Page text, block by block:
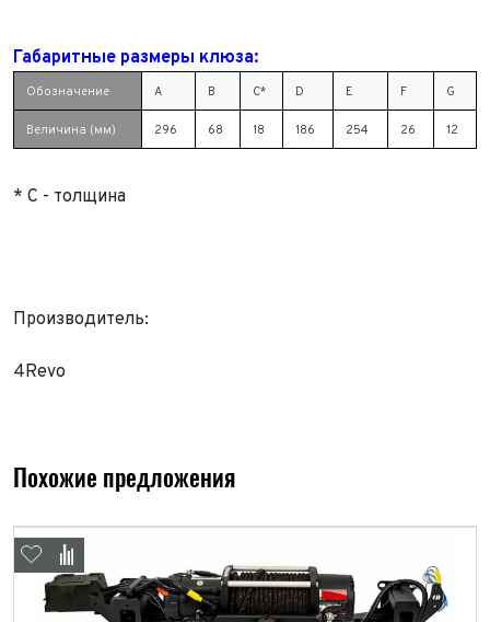
Габаритные размеры клюза:
Обозначение A B C* D E F G
Величина (мм) 296 68 18 186 254 26 12
* С - толщина
Производитель:
4Revo
Похожие предложения